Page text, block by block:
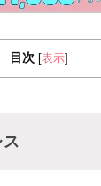
目次 表示